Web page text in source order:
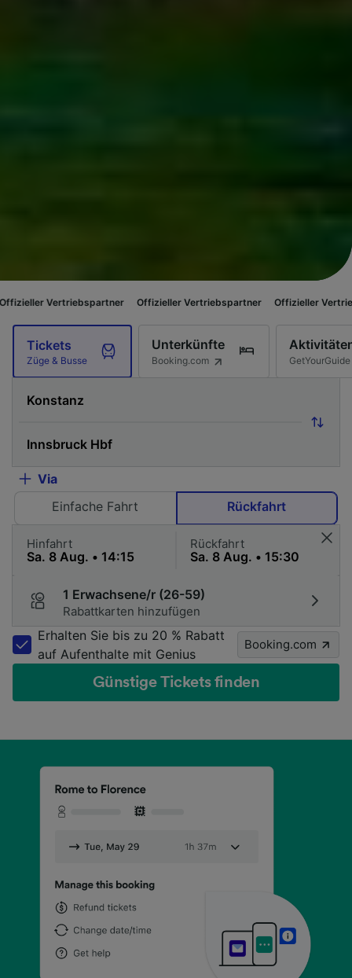
Offizieller Vertriebspartner Offizieller Vertriebspartner
Tickets
Züge & Busse
Unterkünfte
Booking.com GetYourGuide
Via
Einfache Fahrt
Rückfahrt
Hinfahrt Rückfahrt
1 Erwachsene/r (26-59)
Rabattkarten hinzufügen
Erhalten Sie bis zu 20 % Rabatt
auf Aufenthalte mit Genius
Booking.com
Günstige Tickets finden